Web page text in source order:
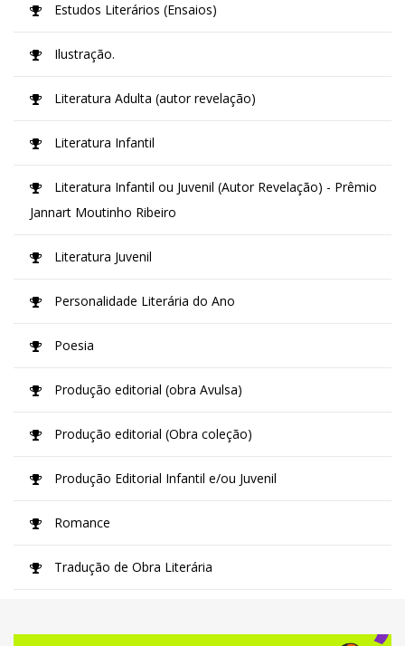
Estudos Literários (Ensaios)
Ilustração.
Literatura Adulta (autor revelação)
Literatura Infantil
Literatura Infantil ou Juvenil (Autor Revelação) - Prêmio
Jannart Moutinho Ribeiro
Literatura Juvenil
Personalidade Literária do Ano
Poesia
Produção editorial (obra Avulsa)
Produção editorial (Obra coleção)
Produção Editorial Infantil e/ou Juvenil
Romance
Tradução de Obra Literária